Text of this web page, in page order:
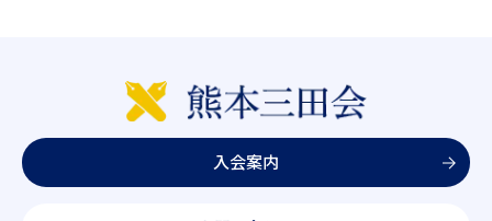
入会案内